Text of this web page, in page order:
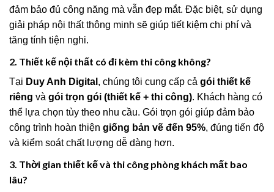
đảm bảo đủ công năng mà vẫn đẹp mắt. Đặc biệt, sử dụng
giải pháp nội thất thông minh sẽ giúp tiết kiệm chi phí và
tăng tính tiện nghi.
2. Thiết kế nội thất có đi kèm thi công không?
Tại Duy Anh Digital , chúng tôi cung cấp cả gói thiết kế
riêng và gói trọn gói (thiết kế + thi công). Khách hàng có
thể lựa chọn tùy theo nhu cầu. Gói trọn gói giúp đảm bảo
công trình hoàn thiện giống bản vẽ đến 95%, đúng tiến độ
và kiểm soát chất lượng dễ dàng hơn.
3. Thời gian thiết kế và thi công phòng khách mất bao
lâu?